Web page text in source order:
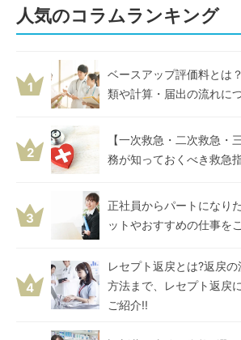
人気のコラムランキング
1
ベースアップ評価料とは
類や計算・届出の流れに
2
【一次救急・二次救急・
務が知っておくべき救急
3
正社員からパートになり
ットやおすすめの仕事を
4
レセプト返戻とは?返戻
方法まで、レセプト返戻
ご紹介!!